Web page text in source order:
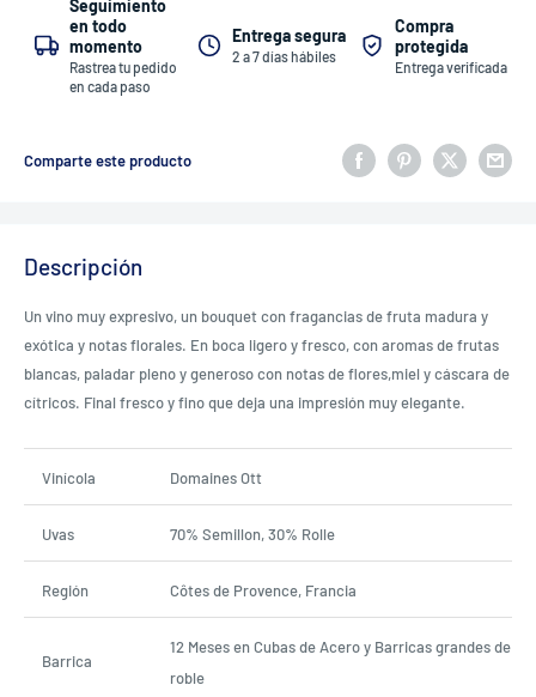
Seguimiento
en todo
momento
Rastrea tu pedido
en cada paso
Entrega segura
2 a 7 días hábiles
Compra
protegida
Entrega verificada
Comparte este producto
Descripción
Un vino muy expresivo, un bouquet con fragancias de fruta madura y
exótica y notas florales. En boca ligero y fresco, con aromas de frutas
blancas, paladar pleno y generoso con notas de flores,miel y cáscara de
cítricos. Final fresco y fino que deja una impresión muy elegante.
Vinícola Domaines Ott
Uvas 70% Semillon, 30% Rolle
Región Côtes de Provence, Francia
Barrica
12 Meses en Cubas de Acero y Barricas grandes de
roble